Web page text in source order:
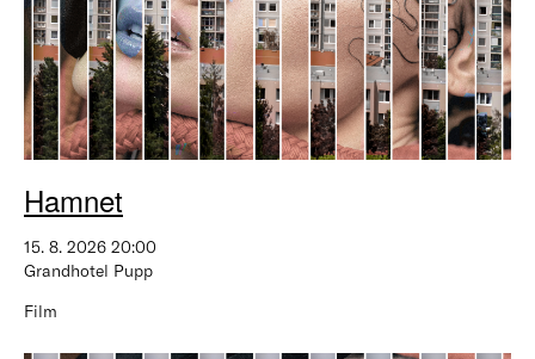
Hamnet
15. 8. 2026 20:00
Grandhotel Pupp
Film